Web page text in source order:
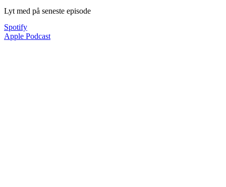
Lyt med på seneste episode
Spotify
Apple Podcast